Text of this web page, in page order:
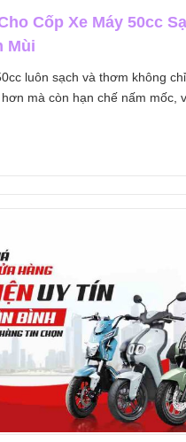
Cốp Xe Máy 50cc
Mùi
luôn sạch và thơm không
mà còn hạn chế nấm mốc,